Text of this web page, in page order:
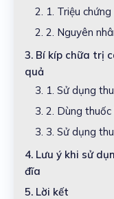
2. 1. Triệu chứng
2. 2. Nguyên
3. Bí kíp chữa trị
quả
3. 1. Sử dụng
3. 2. Dùng
3. 3. Sử dụng
4. Lưu ý khi sử
đĩa
5. Lời kết